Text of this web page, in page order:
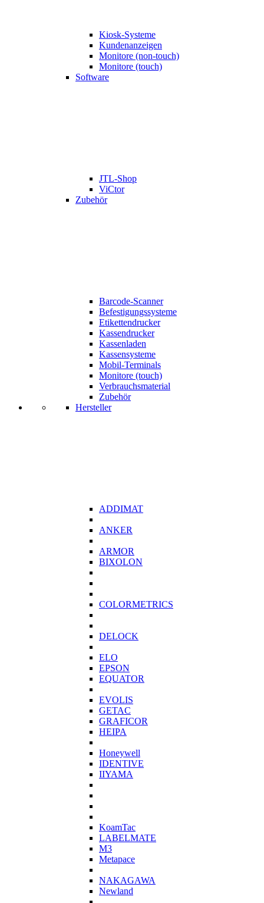
Kiosk-Systeme
Kundenanzeigen
Monitore (non-touch)
Monitore (touch)
Software
JTL-Shop
ViCtor
Zubehör
Barcode-Scanner
Befestigungssysteme
Etikettendrucker
Kassendrucker
Kassenladen
Kassensysteme
Mobil-Terminals
Monitore (touch)
Verbrauchsmaterial
Zubehör
Hersteller
ADDIMAT
ANKER
ARMOR
BIXOLON
COLORMETRICS
DELOCK
ELO
EPSON
EQUATOR
EVOLIS
GETAC
GRAFICOR
HEIPA
Honeywell
IDENTIVE
IIYAMA
KoamTac
LABELMATE
M3
Metapace
NAKAGAWA
Newland